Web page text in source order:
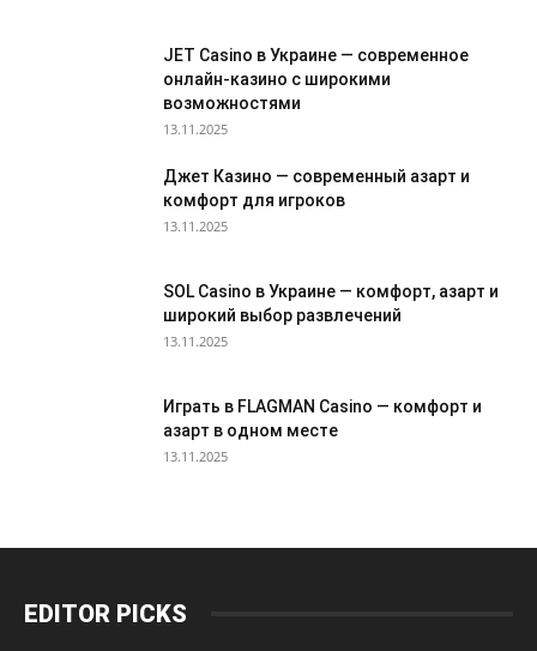
JET Casino в Украине — современное
онлайн-казино с широкими
возможностями
13.11.2025
Джет Казино — современный азарт и
комфорт для игроков
13.11.2025
SOL Casino в Украине — комфорт, азарт и
широкий выбор развлечений
13.11.2025
Играть в FLAGMAN Casino — комфорт и
азарт в одном месте
13.11.2025
EDITOR PICKS